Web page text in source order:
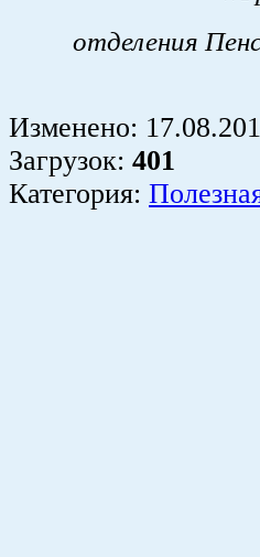
отделения
Изменено:
Загрузок: 401
Категория: